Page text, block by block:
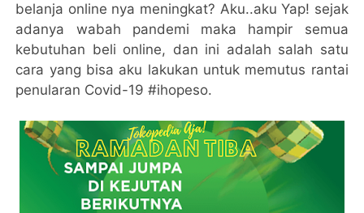
belanja online nya meningkat? Aku..aku Yap! sejak
adanya wabah pandemi maka hampir semua
kebutuhan beli online, dan ini adalah salah satu
cara yang bisa aku lakukan untuk memutus rantai
penularan Covid-19 #ihopeso.